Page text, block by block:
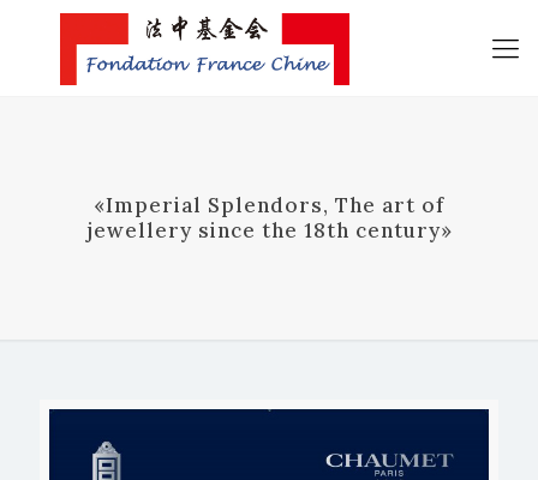
«Imperial Splendors, The art of
jewellery since the 18th century»